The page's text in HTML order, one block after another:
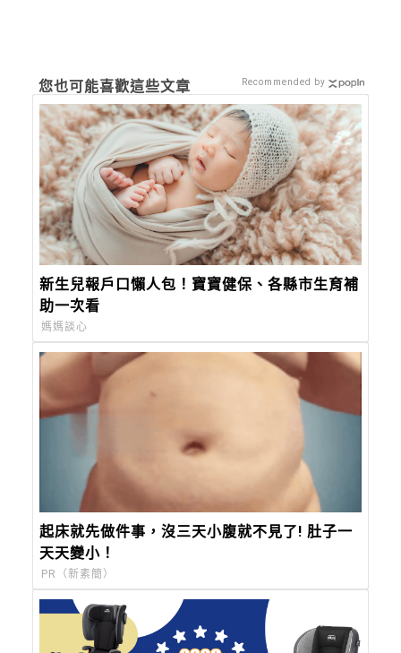
您也可能喜歡這些文章
新生兒報戶口懶人包！寶寶健保、各縣市生育補
助一次看
媽媽談心
起床就先做件事，沒三天小腹就不見了! 肚子一
天天變小！
PR（新素簡）
Recommended by